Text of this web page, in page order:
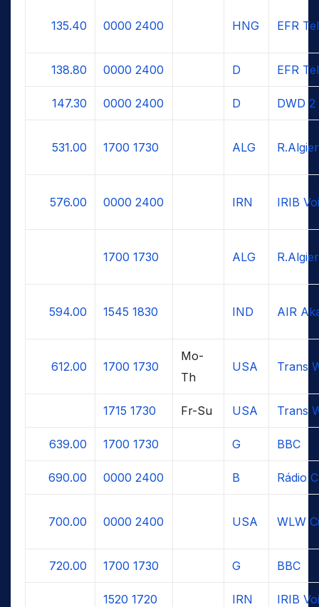
135.40 0000 2400 HNG EFR
138.80 0000 2400 D EFR
147.30 0000 2400 D DWD
531.00 1700 1730 ALG
576.00 0000 2400 IRN IRIB
1700 1730 ALG
594.00 1545 1830 IND AIR
612.00 1700 1730
Mo-
Th
USA Trans
1715 1730 Fr-Su USA Trans
639.00 1700 1730 G BBC
690.00 0000 2400 B Rádio
700.00 0000 2400 USA WLW
720.00 1700 1730 G BBC
1520 1720 IRN IRIB